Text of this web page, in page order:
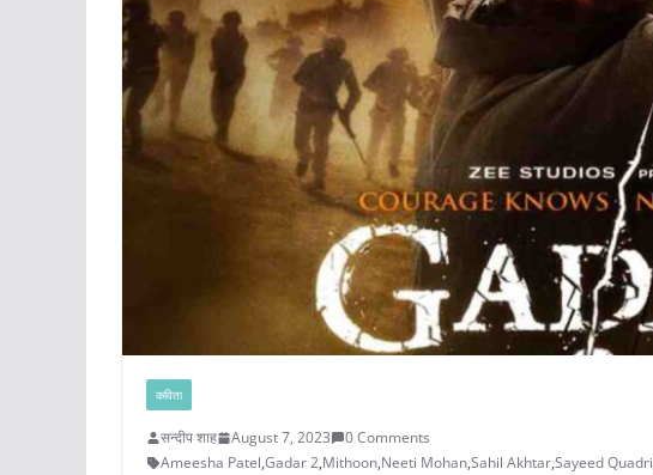
कविता
सन्दीप शाह August 7, 2023
0 Comments
Ameesha Patel,Gadar 2,Mithoon,Neeti Mohan,Sahil Akhtar,Sayeed Quadri